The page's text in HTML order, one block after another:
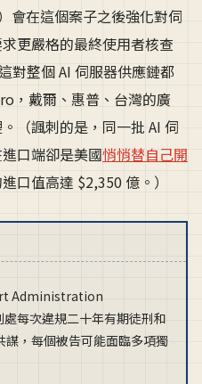
在這個案子之後強化對伺
更嚴格的最終使用者核查
對整個 AI 伺服器供應鏈都
戴爾、惠普、台灣的廣
（諷刺的是，同一批 AI 伺
口端卻是美國悄悄替自己開
值高達 $2,350 億。）
Administration
每次違規二十年有期徒刑和
，每個被告可能面臨多項獨